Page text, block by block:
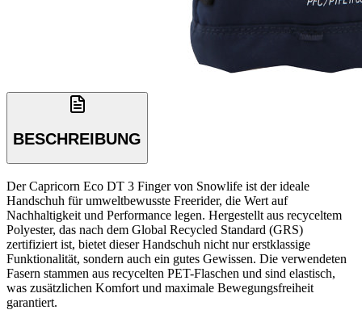
BESCHREIBUNG
Der Capricorn Eco DT 3 Finger von Snowlife ist der ideale
Handschuh für umweltbewusste Freerider, die Wert auf
Nachhaltigkeit und Performance legen. Hergestellt aus recyceltem
Polyester, das nach dem Global Recycled Standard (GRS)
zertifiziert ist, bietet dieser Handschuh nicht nur erstklassige
Funktionalität, sondern auch ein gutes Gewissen. Die verwendeten
Fasern stammen aus recycelten PET-Flaschen und sind elastisch,
was zusätzlichen Komfort und maximale Bewegungsfreiheit
garantiert.